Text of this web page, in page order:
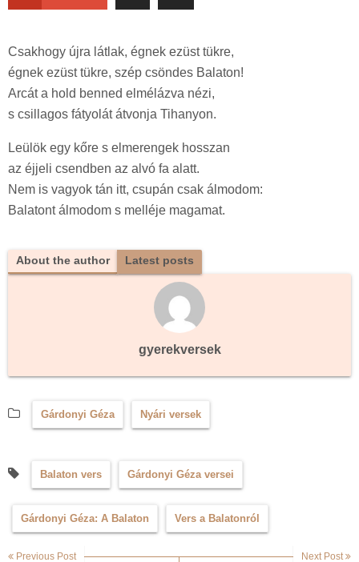
Csakhogy újra látlak, égnek ezüst tükre,
égnek ezüst tükre, szép csöndes Balaton!
Arcát a hold benned elmélázva nézi,
s csillagos fátyolát átvonja Tihanyon.
Leülök egy kőre s elmerengek hosszan
az éjjeli csendben az alvó fa alatt.
Nem is vagyok tán itt, csupán csak álmodom:
Balatont álmodom s melléje magamat.
About the author Latest posts
gyerekversek
Gárdonyi Géza Nyári versek
Balaton vers Gárdonyi Géza versei
Gárdonyi Géza: A Balaton Vers a Balatonról
Previous Post Next Post